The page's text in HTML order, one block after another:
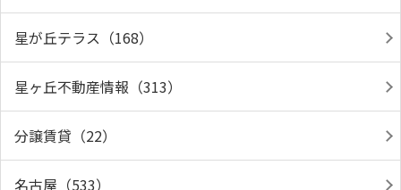
星が丘テラス（168）
星ヶ丘不動産情報（313）
分譲賃貸（22）
名古屋（533）